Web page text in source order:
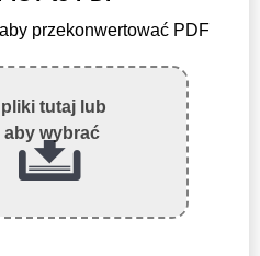
przekonwertować PDF
tutaj lub
aby wybrać